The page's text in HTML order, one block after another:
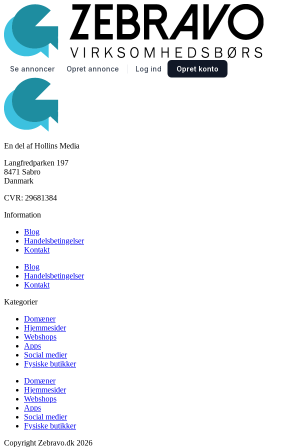
Se annoncer Opret annonce Log ind Opret konto
En del af Hollins Media
Langfredparken 197
8471 Sabro
Danmark
CVR: 29681384
Information
Blog
Handelsbetingelser
Kontakt
Blog
Handelsbetingelser
Kontakt
Kategorier
Domæner
Hjemmesider
Webshops
Apps
Social medier
Fysiske butikker
Domæner
Hjemmesider
Webshops
Apps
Social medier
Fysiske butikker
Copyright Zebravo.dk 2026